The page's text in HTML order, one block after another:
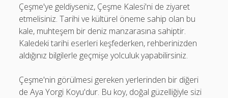
Çeşme'ye geldiyseniz, Çeşme Kalesi'ni de ziyaret
etmelisiniz. Tarihi ve kültürel öneme sahip olan bu
kale, muhteşem bir deniz manzarasına sahiptir.
Kaledeki tarihi eserleri keşfederken, rehberinizden
aldığınız bilgilerle geçmişe yolculuk yapabilirsiniz.
Çeşme'nin görülmesi gereken yerlerinden bir diğeri
de Aya Yorgi Koyu'dur. Bu koy, doğal güzelliğiyle sizi